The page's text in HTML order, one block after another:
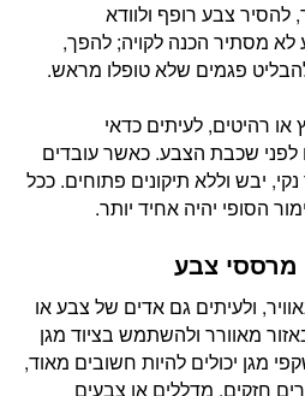
להסיר צבע רופף ולוודא
מסתיר הכנה לקויה; להפך,
פגמים שלא טופלו מראש.
רהיטים, לעיתים כדאי
שכבת הצבע. כאשר עובדים
יבש וללא תיקונים פתוחים. ככל
הסופי יהיה אחיד יותר.
מרססי צבע
ולעיתים גם אדים של צבע או
מאוורר ולהשתמש בציוד מגן
מגן יכולים להיות חשובים מאוד,
חזקים, מדללים או צבעים